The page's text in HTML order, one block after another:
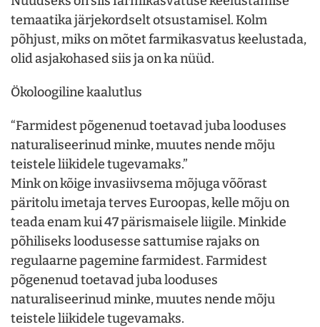
temaatika järjekordselt otsustamisel. Kolm
põhjust, miks on mõtet farmikasvatus keelustada,
olid asjakohased siis ja on ka nüüd.
Ökoloogiline kaalutlus
“Farmidest põgenenud toetavad juba looduses
naturaliseerinud minke, muutes nende mõju
teistele liikidele tugevamaks.”
Mink on kõige invasiivsema mõjuga võõrast
päritolu imetaja terves Euroopas, kelle mõju on
teada enam kui 47 pärismaisele liigile. Minkide
põhiliseks loodusesse sattumise rajaks on
regulaarne pagemine farmidest. Farmidest
põgenenud toetavad juba looduses
naturaliseerinud minke, muutes nende mõju
teistele liikidele tugevamaks.